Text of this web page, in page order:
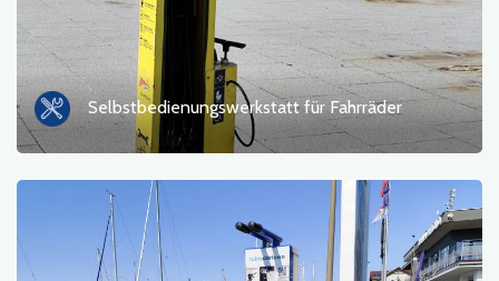
Selbstbedienungswerkstatt für Fahrräder
Sport und Erholung
Wasser
Monument
Historische Kirchen
Fotos